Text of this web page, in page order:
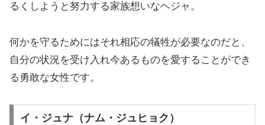
るくしようと努力する家族想いなヘジャ。
何かを守るためにはそれ相応の犠牲が必要なのだと、
自分の状況を受け入れ今あるものを愛することができ
る勇敢な女性です。
イ・ジュナ（ナム・ジュヒョク）